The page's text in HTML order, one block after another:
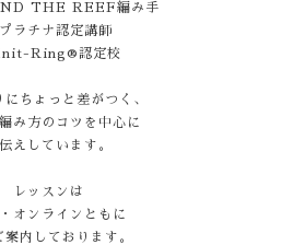
THE REEF編み手
ラチナ認定講師
Ring®認定校
にちょっと差がつく、
み方のコツを中心に
えしています。
レッスンは
オンラインともに
案内しております。